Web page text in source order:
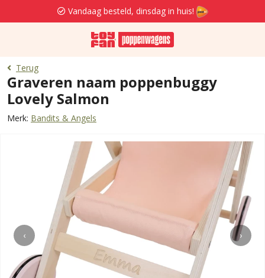
Vandaag besteld, dinsdag in huis!
Terug
Graveren naam poppenbuggy
Lovely Salmon
Merk: Bandits & Angels
‹ ›